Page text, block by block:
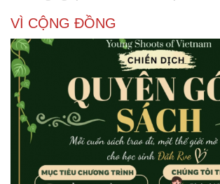
VÌ CỘNG ĐỒNG